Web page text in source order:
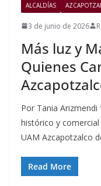
ALCALDÍAS
3 de junio de 2026
Más luz y
Quienes
Por Tania
histórico y
UAM Azcapotzalco
Read More